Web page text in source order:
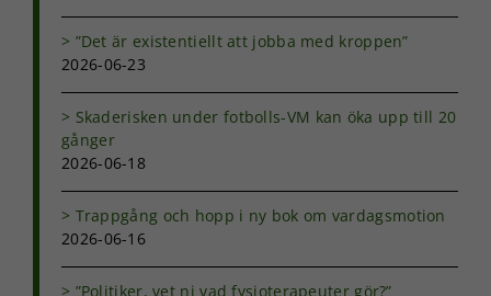
”Det är existentiellt att jobba med kroppen”
2026-06-23
Skaderisken under fotbolls-VM kan öka upp till 20
gånger
2026-06-18
Trappgång och hopp i ny bok om vardagsmotion
2026-06-16
”Politiker, vet ni vad fysioterapeuter gör?”
välja bort. De
behövs för
fungera.
För att vi ska
förbättra
hemsidans